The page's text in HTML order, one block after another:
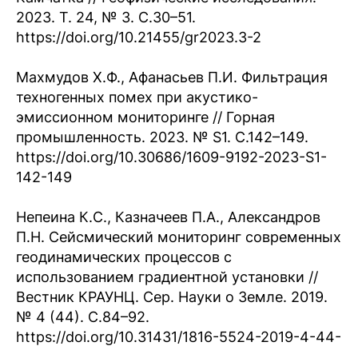
2023. Т. 24, № 3. С.30–51.
https://doi.org/10.21455/gr2023.3-2
Махмудов Х.Ф., Афанасьев П.И. Фильтрация
техногенных помех при акустико-
эмиссионном мониторинге // Горная
промышленность. 2023. № S1. С.142–149.
https://doi.org/10.30686/1609-9192-2023-S1-
142-149
Непеина К.С., Казначеев П.А., Александров
П.Н. Сейсмический мониторинг современных
геодинамических процессов с
использованием градиентной установки //
Вестник КРАУНЦ. Сер. Науки о Земле. 2019.
№ 4 (44). С.84–92.
https://doi.org/10.31431/1816-5524-2019-4-44-